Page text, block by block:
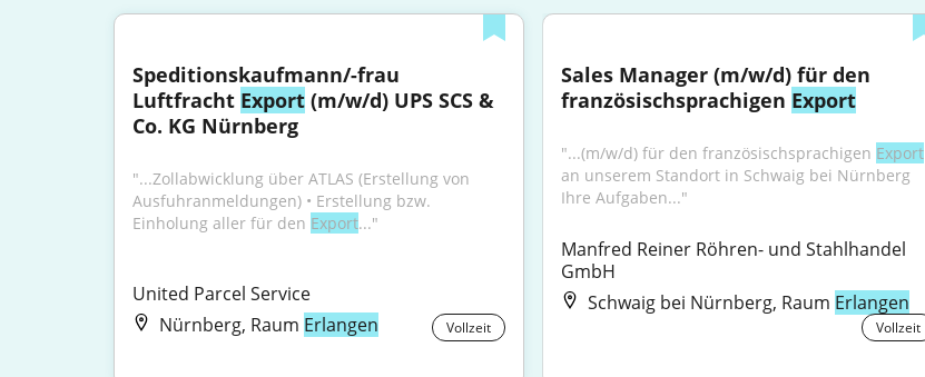
Speditionskaufmann/-frau
Luftfracht Export (m/w/d) UPS SCS &
Co. KG Nürnberg
"...Zollabwicklung über ATLAS (Erstellung von
Ausfuhranmeldungen) • Erstellung bzw.
Einholung aller für den Export..."
United Parcel Service
Nürnberg, Raum Erlangen Vollzeit
Sales Manager (m/w/d) für den
französischsprachigen Export
"...(m/w/d) für den französischsprachigen Export
an unserem Standort in Schwaig bei Nürnberg
Ihre Aufgaben..."
Manfred Reiner Röhren- und Stahlhandel
GmbH
Schwaig bei Nürnberg, Raum Erlangen
Vollzeit